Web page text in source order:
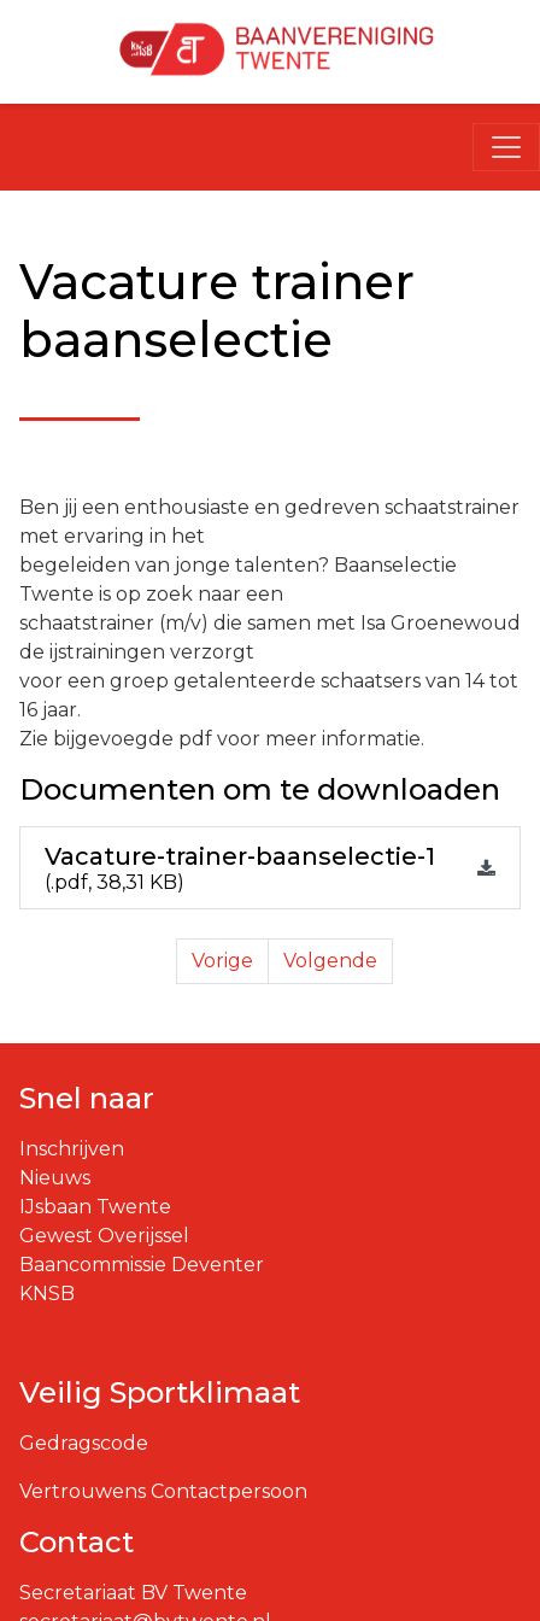
Vacature trainer
baanselectie
Ben jij een enthousiaste en gedreven schaatstrainer
met ervaring in het
begeleiden van jonge talenten? Baanselectie
Twente is op zoek naar een
schaatstrainer (m/v) die samen met Isa Groenewoud
de ijstrainingen verzorgt
voor een groep getalenteerde schaatsers van 14 tot
16 jaar.
Zie bijgevoegde pdf voor meer informatie.
Documenten om te downloaden
Vacature-trainer-baanselectie-1
(.pdf, 38,31 KB)
Vorige Succes bij NK Inline Skaten
Volgende
Snel naar
Inschrijven
Nieuws
IJsbaan Twente
Gewest Overijssel
Baancommissie Deventer
KNSB
Veilig Sportklimaat
Gedragscode
Vertrouwens Contactpersoon
Contact
Secretariaat BV Twente